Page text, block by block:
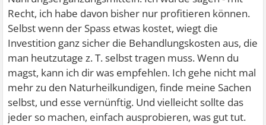
Recht, ich habe davon bisher nur profitieren können.
Selbst wenn der Spass etwas kostet, wiegt die
Investition ganz sicher die Behandlungskosten aus, die
man heutzutage z. T. selbst tragen muss. Wenn du
magst, kann ich dir was empfehlen. Ich gehe nicht mal
mehr zu den Naturheilkundigen, finde meine Sachen
selbst, und esse vernünftig. Und vielleicht sollte das
jeder so machen, einfach ausprobieren, was gut tut.